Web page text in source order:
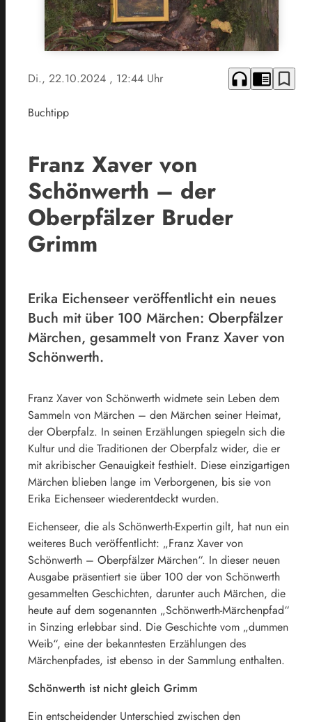
Di., 22.10.2024 , 12:44 Uhr headphones chrome_reader_mode bookmark_border
Buchtipp
Franz Xaver von
Schönwerth – der
Oberpfälzer Bruder
Grimm
Erika Eichenseer veröffentlicht ein neues
Buch mit über 100 Märchen: Oberpfälzer
Märchen, gesammelt von Franz Xaver von
Schönwerth.
Franz Xaver von Schönwerth widmete sein Leben dem
Sammeln von Märchen – den Märchen seiner Heimat,
der Oberpfalz. In seinen Erzählungen spiegeln sich die
Kultur und die Traditionen der Oberpfalz wider, die er
mit akribischer Genauigkeit festhielt. Diese einzigartigen
Märchen blieben lange im Verborgenen, bis sie von
Erika Eichenseer wiederentdeckt wurden.
Eichenseer, die als Schönwerth-Expertin gilt, hat nun ein
weiteres Buch veröffentlicht: „Franz Xaver von
Schönwerth – Oberpfälzer Märchen“. In dieser neuen
Ausgabe präsentiert sie über 100 der von Schönwerth
gesammelten Geschichten, darunter auch Märchen, die
heute auf dem sogenannten „Schönwerth-Märchenpfad“
in Sinzing erlebbar sind. Die Geschichte vom „dummen
Weib“, eine der bekanntesten Erzählungen des
Märchenpfades, ist ebenso in der Sammlung enthalten.
Schönwerth ist nicht gleich Grimm
Ein entscheidender Unterschied zwischen den